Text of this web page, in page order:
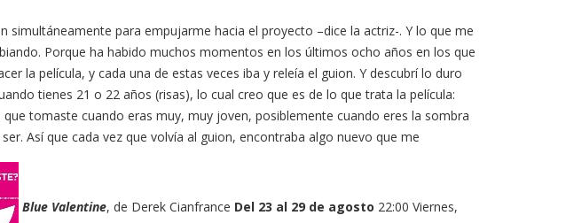
simultáneamente para empujarme hacia el proyecto –dice la actriz-. Y lo que me
Porque ha habido muchos momentos en los últimos ocho años en los que
la película, y cada una de estas veces iba y releía el guion. Y descubrí lo duro
tienes 21 o 22 años (risas), lo cual creo que es de lo que trata la película:
tomaste cuando eras muy, muy joven, posiblemente cuando eres la sombra
Así que cada vez que volvía al guion, encontraba algo nuevo que me
Blue Valentine, de Derek Cianfrance Del 23 al 29 de agosto 22:00 Viernes,